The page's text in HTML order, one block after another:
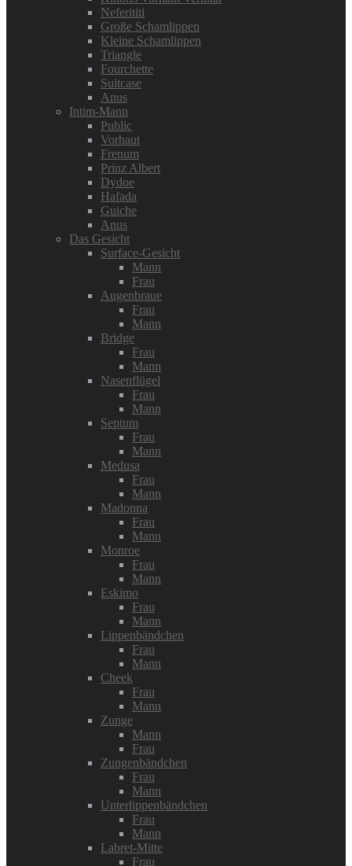
Neferititi
Große Schamlippen
Kleine Schamlippen
Triangle
Fourchette
Suitcase
Anus
Intim-Mann
Public
Vorhaut
Frenum
Prinz Albert
Dydoe
Hafada
Guiche
Anus
Das Gesicht
Surface-Gesicht
Mann
Frau
Augenbraue
Frau
Mann
Bridge
Frau
Mann
Nasenflügel
Frau
Mann
Septum
Frau
Mann
Medusa
Frau
Mann
Madonna
Frau
Mann
Monroe
Frau
Mann
Eskimo
Frau
Mann
Lippenbändchen
Frau
Mann
Cheek
Frau
Mann
Zunge
Mann
Frau
Zungenbändchen
Frau
Mann
Unterlippenbändchen
Frau
Mann
Labret-Mitte
Frau